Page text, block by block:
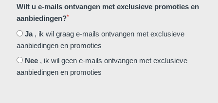
Wilt u e-mails ontvangen met exclusieve promoties en
aanbiedingen?*
Ja , ik wil graag e-mails ontvangen met exclusieve
aanbiedingen en promoties
Nee , ik wil geen e-mails ontvangen met exclusieve
aanbiedingen en promoties
Neuve
Louvain-la-Neuve, 3*
Louvain-la-Neuve, 4*